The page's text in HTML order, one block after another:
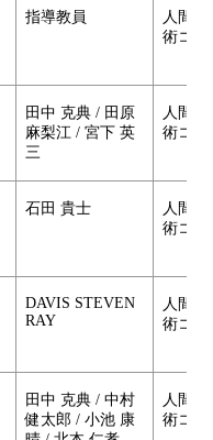
指導教員
人間
術コー
田中 克典 / 田原
麻梨江 / 宮下 英
三
人間
術コー
石田 貴士
人間
術コー
DAVIS STEVEN
RAY
人間
術コー
田中 克典 / 中村
健太郎 / 小池 康
人間
術コー